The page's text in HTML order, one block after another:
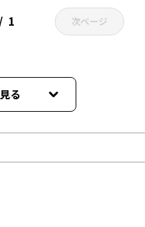
1 次ページ
る